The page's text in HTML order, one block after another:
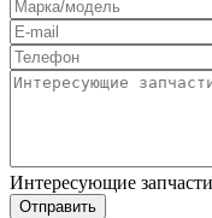
Интересующие запчасти